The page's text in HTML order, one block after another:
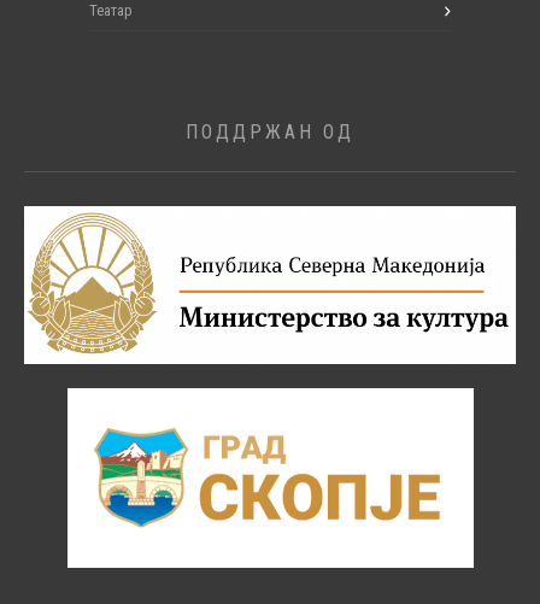
Театар
ПОДДРЖАН ОД